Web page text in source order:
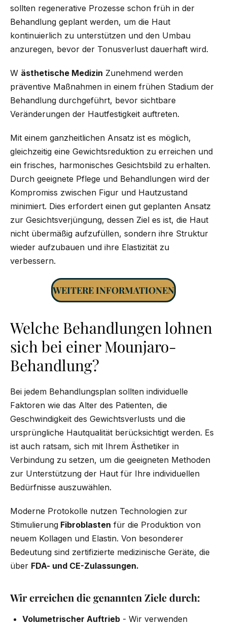
sollten regenerative Prozesse schon früh in der
Behandlung geplant werden, um die Haut
kontinuierlich zu unterstützen und den Umbau
anzuregen, bevor der Tonusverlust dauerhaft wird.
W ästhetische Medizin Zunehmend werden
präventive Maßnahmen in einem frühen Stadium der
Behandlung durchgeführt, bevor sichtbare
Veränderungen der Hautfestigkeit auftreten.
Mit einem ganzheitlichen Ansatz ist es möglich,
gleichzeitig eine Gewichtsreduktion zu erreichen und
ein frisches, harmonisches Gesichtsbild zu erhalten.
Durch geeignete Pflege und Behandlungen wird der
Kompromiss zwischen Figur und Hautzustand
minimiert. Dies erfordert einen gut geplanten Ansatz
zur Gesichtsverjüngung, dessen Ziel es ist, die Haut
nicht übermäßig aufzufüllen, sondern ihre Struktur
wieder aufzubauen und ihre Elastizität zu
verbessern.
WEITERE INFORMATIONEN
Welche Behandlungen lohnen
sich bei einer Mounjaro-
Behandlung?
Bei jedem Behandlungsplan sollten individuelle
Faktoren wie das Alter des Patienten, die
Geschwindigkeit des Gewichtsverlusts und die
ursprüngliche Hautqualität berücksichtigt werden. Es
ist auch ratsam, sich mit Ihrem Ästhetiker in
Verbindung zu setzen, um die geeigneten Methoden
zur Unterstützung der Haut für Ihre individuellen
Bedürfnisse auszuwählen.
Moderne Protokolle nutzen Technologien zur
Stimulierung Fibroblasten für die Produktion von
neuem Kollagen und Elastin. Von besonderer
Bedeutung sind zertifizierte medizinische Geräte, die
über FDA- und CE-Zulassungen.
Wir erreichen die genannten Ziele durch:
Volumetrischer Auftrieb - Wir verwenden